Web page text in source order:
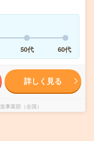
50代 60代
詳しく見る
業部（全国）